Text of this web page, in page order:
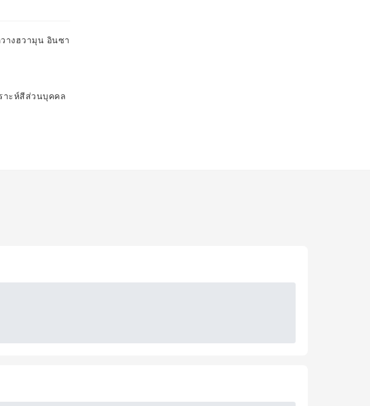
างฮวามุน อินซา
าะห์สีส่วนบุคคล